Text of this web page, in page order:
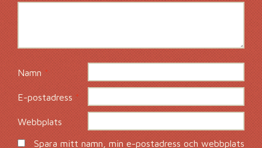
Namn*
E-postadress *
Webbplats
Spara mitt namn, min e-postadress och webbplats